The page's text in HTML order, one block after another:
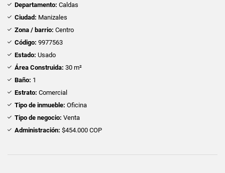
Departamento: Caldas
Ciudad: Manizales
Zona / barrio: Centro
Código: 9977563
Estado: Usado
Área Construida: 30 m²
Baño: 1
Estrato: Comercial
Tipo de inmueble: Oficina
Tipo de negocio: Venta
Administración: $454.000 COP